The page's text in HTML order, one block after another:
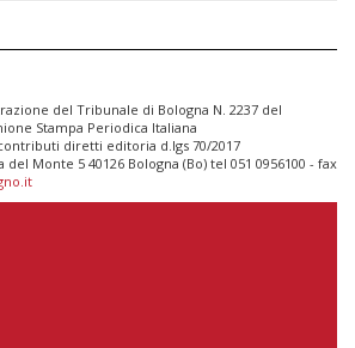
del Tribunale di Bologna N. 2237 del
Stampa Periodica Italiana
diretti editoria d.lgs 70/2017
Monte 5 40126 Bologna (Bo) tel 051 0956100 - fax